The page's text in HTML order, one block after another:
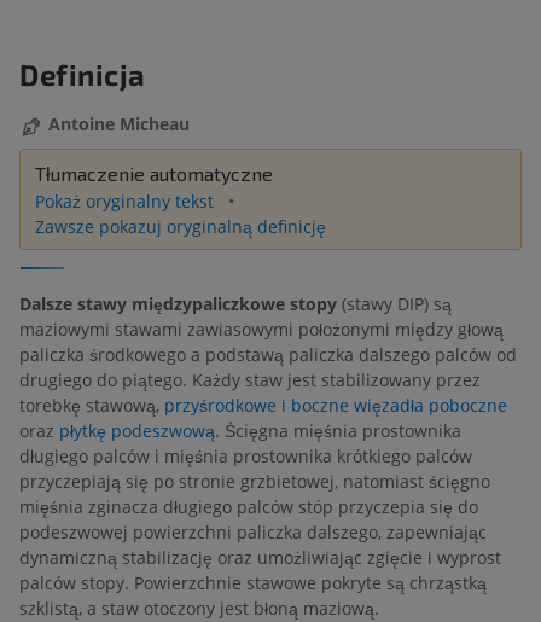
Definicja
Antoine Micheau
Tłumaczenie automatyczne
Pokaż oryginalny tekst
Zawsze pokazuj oryginalną definicję
Dalsze stawy międzypaliczkowe stopy (stawy DIP) są
maziowymi stawami zawiasowymi położonymi między głową
paliczka środkowego a podstawą paliczka dalszego palców od
drugiego do piątego. Każdy staw jest stabilizowany przez
torebkę stawową, przyśrodkowe i boczne więzadła poboczne
oraz płytkę podeszwową. Ścięgna mięśnia prostownika
długiego palców i mięśnia prostownika krótkiego palców
przyczepiają się po stronie grzbietowej, natomiast ścięgno
mięśnia zginacza długiego palców stóp przyczepia się do
podeszwowej powierzchni paliczka dalszego, zapewniając
dynamiczną stabilizację oraz umożliwiając zgięcie i wyprost
palców stopy. Powierzchnie stawowe pokryte są chrząstką
szklistą, a staw otoczony jest błoną maziową.